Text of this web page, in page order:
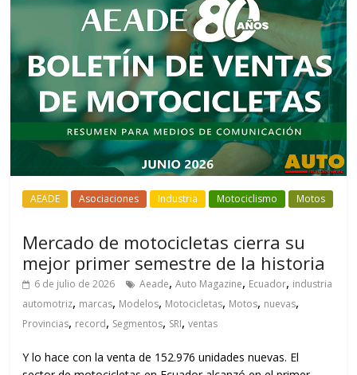
AEADE Asociaciones Industria Motociclismo Motos
Mercado de motocicletas cierra su
mejor primer semestre de la historia
6 de julio de 2026 Aeade,Auto Magazine, Ecuador, industria
automotriz, marcas, Modelos, Motocicletas, Motos, nuevas,
Provincias, record, Segmentos, SRI,ventas
Y lo hace con la venta de 152.976 unidades nuevas. El